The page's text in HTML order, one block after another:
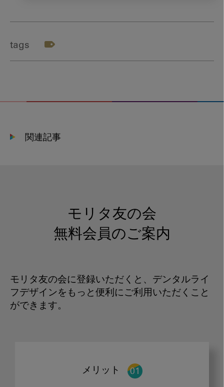
tags
関連記事
モリタ友の会
無料会員のご案内
モリタ友の会に登録いただくと、デンタルライ
フデザインをもっと便利にご利用いただくこと
ができます。
メリット